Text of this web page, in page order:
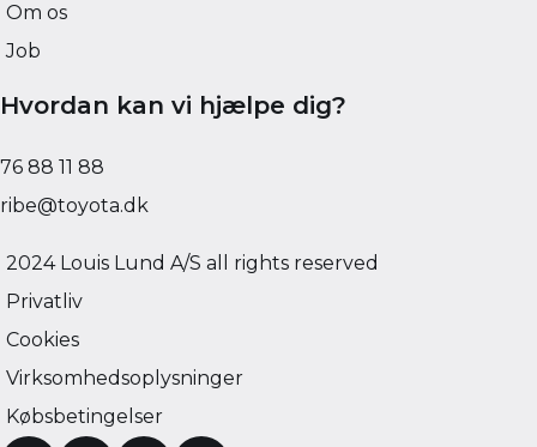
Om os
Job
Hvordan kan vi hjælpe dig?
76 88 11 88
ribe@toyota.dk
2024 Louis Lund A/S all rights reserved
Privatliv
Cookies
Virksomhedsoplysninger
Købsbetingelser